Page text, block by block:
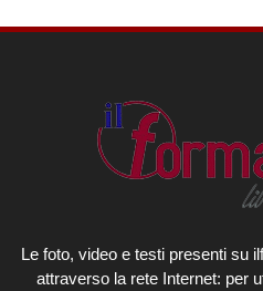
Le foto, video e testi presenti su
attraverso la rete Internet: per